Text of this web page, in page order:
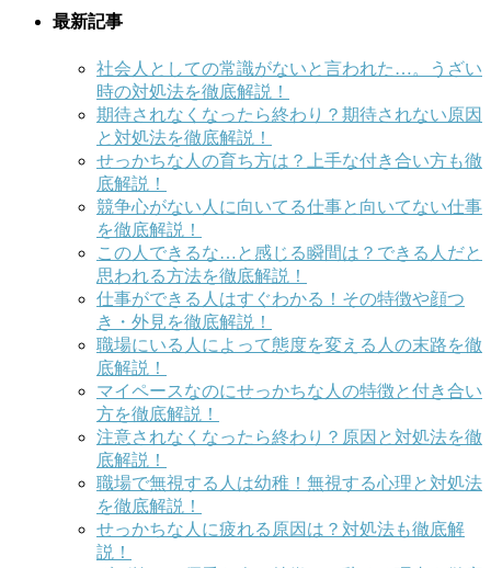
最新記事
社会人としての常識がないと言われた…。うざい
時の対処法を徹底解説！
期待されなくなったら終わり？期待されない原因
と対処法を徹底解説！
せっかちな人の育ち方は？上手な付き合い方も徹
底解説！
競争心がない人に向いてる仕事と向いてない仕事
を徹底解説！
この人できるな…と感じる瞬間は？できる人だと
思われる方法を徹底解説！
仕事ができる人はすぐわかる！その特徴や顔つ
き・外見を徹底解説！
職場にいる人によって態度を変える人の末路を徹
底解説！
マイペースなのにせっかちな人の特徴と付き合い
方を徹底解説！
注意されなくなったら終わり？原因と対処法を徹
底解説！
職場で無視する人は幼稚！無視する心理と対処法
を徹底解説！
せっかちな人に疲れる原因は？対処法も徹底解
説！